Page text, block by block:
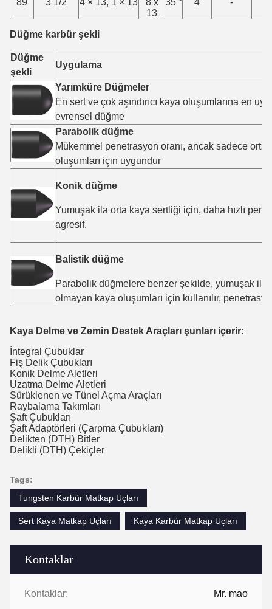
Kontaklar
Kontaklar: Mr. mao
13
Düğme karbür şekli
Düğme
şekli
Uygulama
Yarımküre Düğmeler
En sert ve çok aşındırıcı kaya oluşumlarına en
evrensel düğme
Parabolik düğme
Mükemmel penetrasyon oranı, ancak sadece orta
oluşumları için uygundur
Konik düğme
Yumuşak ila orta kaya sertliği için, daha hızlı
agresif.
Balistik düğme
Parabolik düğmelere benzer şekilde, yumuşak ila
olmayan kaya oluşumları için kullanılır,
Kaya Delme ve Zemin Destek Araçları şunları içerir:
İntegral Çubuklar
Fiş Delik Çubukları
Konik Delme Aletleri
Uzatma Delme Aletleri
Sürüklenen ve Tünel Açma Araçları
Raybalama Takımları
Şaft Çubukları
Şaft Adaptörleri (Çarpma Çubukları)
Delikten (DTH) Bitler
Delikli (DTH) Çekiçler
Tags:
Tungsten Karbür Matkap Uçları
Sert Kaya Matkap Uçları Kaya Karbür Matkap Uçları